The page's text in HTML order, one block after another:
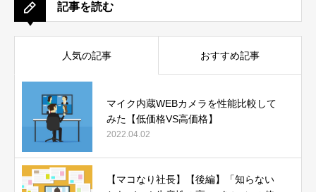
記事を読む
人気の記事 おすすめ記事
マイク内蔵WEBカメラを性能比較して
みた【低価格VS高価格】
2022.04.02
【マコなり社長】【後編】「知らない